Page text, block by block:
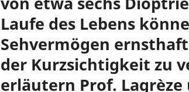
Laufe des Lebens
Sehvermögen
der Kurzsichtigkeit zu
erläutern Prof.